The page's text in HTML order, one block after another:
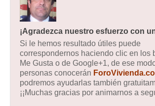
¡Agradezca nuestro esfuerzo con
Si le hemos resultado útiles puede
correspondernos haciendo clic en los
Me Gusta o de Google+1, de ese
personas conocerán
podremos ayudarlas también
¡¡Muchas gracias por animarnos a